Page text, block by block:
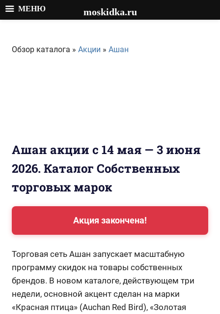
содержимому
Обзор каталога » Акции » Ашан
Ашан акции с 14 мая — 3 июня
2026. Каталог Собственных
торговых марок
Акция закончена!
Торговая сеть Ашан запускает масштабную
программу скидок на товары собственных
брендов. В новом каталоге, действующем три
недели, основной акцент сделан на марки
«Красная птица» (Auchan Red Bird), «Золотая
МЕНЮ moskidka.ru